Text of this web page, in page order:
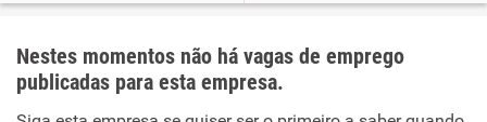
Nestes momentos não há vagas de emprego
publicadas para esta empresa.